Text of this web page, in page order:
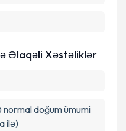
çərçivədə emal
Əlaqəli Xəstəliklər
doğum ümumi
ilə)